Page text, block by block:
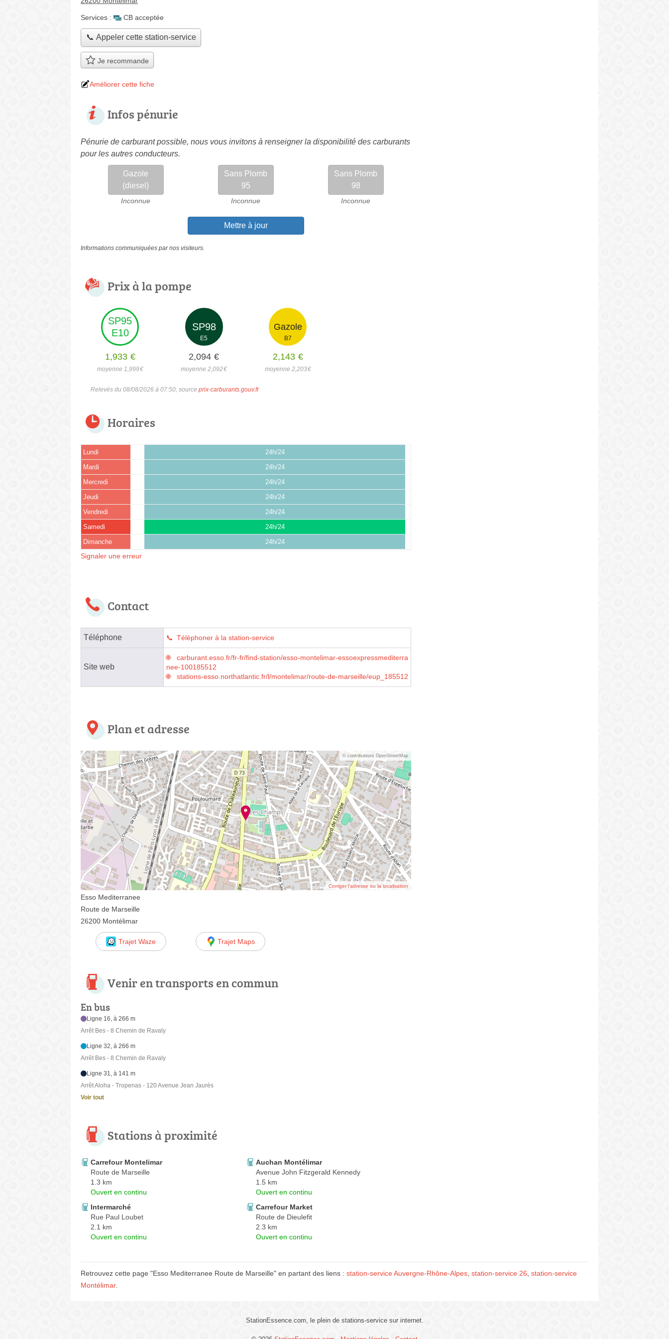
Services : CB acceptée
📞 Appeler cette station-service
Je recommande
Améliorer cette fiche
Infos pénurie
Pénurie de carburant possible, nous vous invitons à renseigner la disponibilité des carburants
pour les autres conducteurs.
Gazole
(diesel)
Inconnue
Sans Plomb
95
Inconnue
Sans Plomb
98
Inconnue
Mettre à jour
Informations communiquées par nos visiteurs.
Prix à la pompe
SP95
E10
1,933 €
moyenne 1,999€
SP98
E5
2,094 €
moyenne 2,092€
Gazole
B7
2,143 €
moyenne 2,203€
Relevés du 08/08/2026 à 07:50, source prix-carburants.gouv.fr
Horaires
Lundi 24h/24
Mardi 24h/24
Mercredi 24h/24
Jeudi 24h/24
Vendredi 24h/24
Samedi 24h/24
Dimanche 24h/24
Signaler une erreur
Contact
Téléphone Téléphoner à la station-service
Site web
carburant.esso.fr/fr-fr/find-station/esso-montelimar-essoexpressmediterra
nee-100185512
stations-esso.northatlantic.fr/l/montelimar/route-de-marseille/eup_185512
Plan et adresse
© contributeurs OpenStreetMap
Corriger l’adresse ou la localisation
Esso Mediterranee
Route de Marseille
26200 Montélimar
Trajet Waze Trajet Maps
Venir en transports en commun
En bus
Ligne 16, à 266 m
Arrêt Bes - 8 Chemin de Ravaly
Ligne 32, à 266 m
Arrêt Bes - 8 Chemin de Ravaly
Ligne 31, à 141 m
Arrêt Aloha - Tropenas - 120 Avenue Jean Jaurès
Voir tout
Stations à proximité
Carrefour Montelimar
Route de Marseille
1.3 km
Ouvert en continu
Auchan Montélimar
Avenue John Fitzgerald Kennedy
1.5 km
Ouvert en continu
Intermarché
Rue Paul Loubet
2.1 km
Ouvert en continu
Carrefour Market
Route de Dieulefit
2.3 km
Ouvert en continu
Retrouvez cette page "Esso Mediterranee Route de Marseille" en partant des liens : station-service Auvergne-Rhône-Alpes, station-service 26, station-service
Montélimar.
StationEssence.com, le plein de stations-service sur internet.